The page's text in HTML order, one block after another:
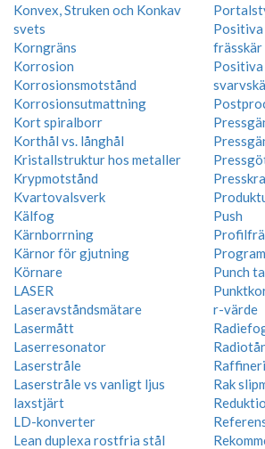
Konvex, Struken och Konkav
svets
Korngräns
Korrosion
Korrosionsmotstånd
Korrosionsutmattning
Kort spiralborr
Korthål vs. långhål
Kristallstruktur hos metaller
Krypmotstånd
Kvartovalsverk
Kälfog
Kärnborrning
Kärnor för gjutning
Körnare
LASER
Laseravståndsmätare
Lasermått
Laserresonator
Laserstråle
Laserstråle vs vanligt ljus
laxstjärt
LD-konverter
Lean duplexa rostfria stål
Positiva
frässkär
Positiva
Push
Punch
r-värde
Rak